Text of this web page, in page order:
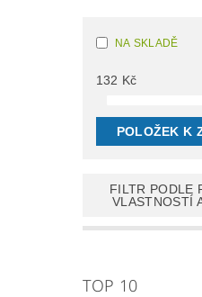
NA SKLADĚ
132 Kč
POLOŽEK K
FILTR PODLE
VLASTNOSTÍ
TOP 10